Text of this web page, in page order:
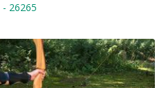
- 26265